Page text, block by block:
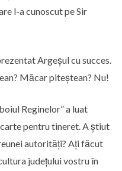
l-a cunoscut pe Sir
Argeșul cu succes.
Măcar piteștean? Nu!
Reginelor” a luat
pentru tineret. A știut
autorități? Ați făcut
județului vostru în